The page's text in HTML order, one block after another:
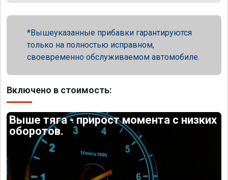
Вышеуказанные прибавки гарантируются
только на полностью исправном,
своевременно обслуживаемом автомобиле.
Включено в стоимость:
Выше тяга - прирост момента с низких
оборотов.